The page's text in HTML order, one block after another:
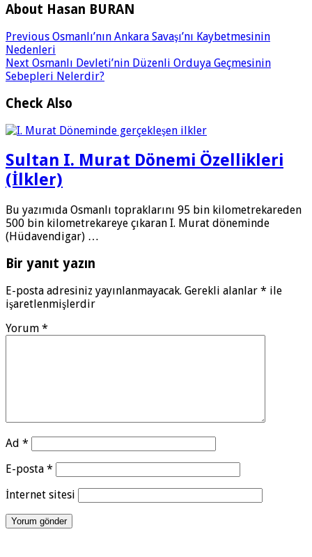
About Hasan BURAN
Previous Osmanlı’nın Ankara Savaşı’nı Kaybetmesinin
Nedenleri
Next Osmanlı Devleti’nin Düzenli Orduya Geçmesinin
Sebepleri Nelerdir?
Check Also
Sultan I. Murat Dönemi Özellikleri
(İlkler)
Bu yazımıda Osmanlı topraklarını 95 bin kilometrekareden
500 bin kilometrekareye çıkaran I. Murat döneminde
(Hüdavendigar) …
Bir yanıt yazın
E-posta adresiniz yayınlanmayacak. Gerekli alanlar * ile
işaretlenmişlerdir
Yorum *
Ad *
E-posta *
İnternet sitesi